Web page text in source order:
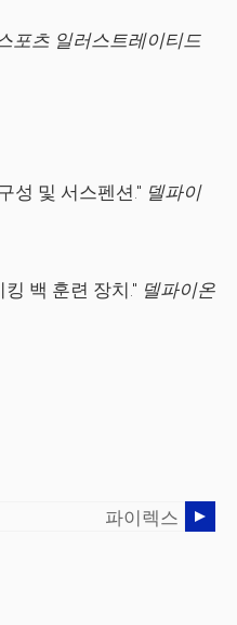
포츠 일러스트레이티드
성 및 서스펜션." 델파이
백 훈련 장치." 델파이온
파이렉스